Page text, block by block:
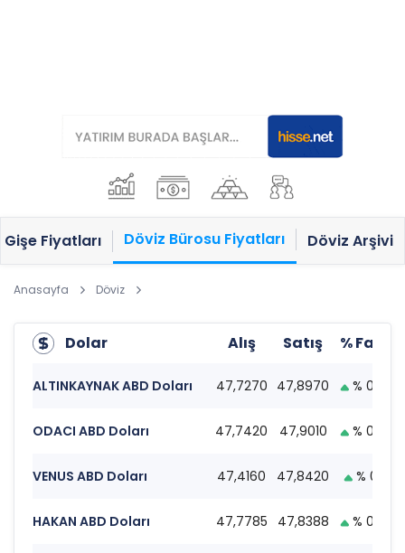
Fiyatları Döviz Bürosu Fiyatları Döviz Arşivi
Anasayfa Döviz
Dolar Alış Satış % Fark
ALTINKAYNAK ABD Doları 47,7270 47,8970 % 0.23
ODACI ABD Doları 47,7420 47,9010 % 0.22
VENUS ABD Doları 47,4160 47,8420 % 0.11
HAKAN ABD Doları 47,7785 47,8388 % 0.22